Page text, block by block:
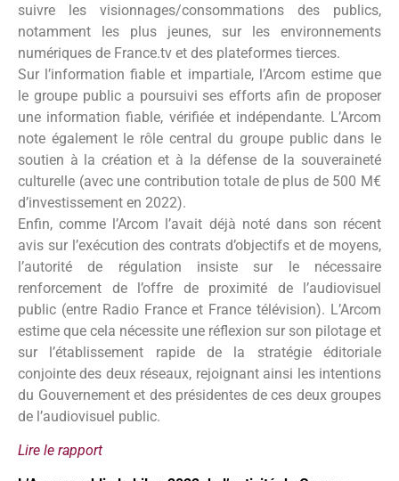
suivre les visionnages/consommations des publics,
notamment les plus jeunes, sur les environnements
numériques de France.tv et des plateformes tierces.
Sur l’information fiable et impartiale, l’Arcom estime que
le groupe public a poursuivi ses efforts afin de proposer
une information fiable, vérifiée et indépendante. L’Arcom
note également le rôle central du groupe public dans le
soutien à la création et à la défense de la souveraineté
culturelle (avec une contribution totale de plus de 500 M€
d’investissement en 2022).
Enfin, comme l’Arcom l’avait déjà noté dans son récent
avis sur l’exécution des contrats d’objectifs et de moyens,
l’autorité de régulation insiste sur le nécessaire
renforcement de l’offre de proximité de l’audiovisuel
public (entre Radio France et France télévision). L’Arcom
estime que cela nécessite une réflexion sur son pilotage et
sur l’établissement rapide de la stratégie éditoriale
conjointe des deux réseaux, rejoignant ainsi les intentions
du Gouvernement et des présidentes de ces deux groupes
de l’audiovisuel public.
Lire le rapport